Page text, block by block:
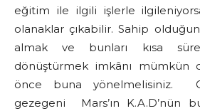
eğitim ile ilgili işlerle
olanaklar çıkabilir. Sahip
almak ve bunları kısa
dönüştürmek imkânı mümkün
önce buna yönelmelisiniz.
gezegeni Mars’ın K.A.D’nün